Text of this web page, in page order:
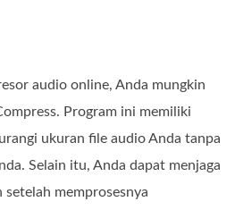
audio online, Anda mungkin
Program ini memiliki
ukuran file audio Anda tanpa
Selain itu, Anda dapat menjaga
memprosesnya